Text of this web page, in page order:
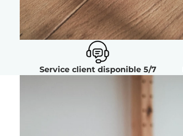
Service client disponible 5/7